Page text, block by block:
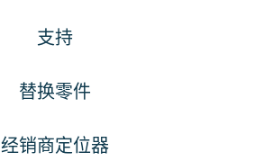
支持
替换零件
经销商定位器